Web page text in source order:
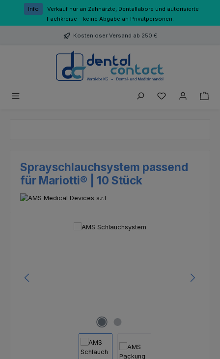
Zum Hauptinhalt springen
Info
Verkauf nur an Zahnärzte, Dentallabore und autorisierte
Fachkreise – keine Abgabe an Privatpersonen.
Kostenloser Versand ab 250 €
Du hast 0
Sprayschlauchsystem passend
für Mariotti® | 10 Stück
Bildergalerie überspringen